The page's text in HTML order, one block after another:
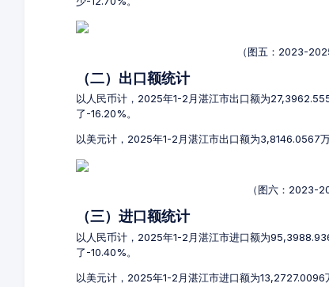
（图五：2023-
（二）出口额统计
以人民币计，2025年1-2月湛江市出口额为
了-16.20%。
以美元计，2025年1-2月湛江市出口额为3,8146.0567
（图六：2023-
（三）进口额统计
以人民币计，2025年1-2月湛江市进口额为
了-10.40%。
以美元计，2025年1-2月湛江市进口额为13,2727.0096